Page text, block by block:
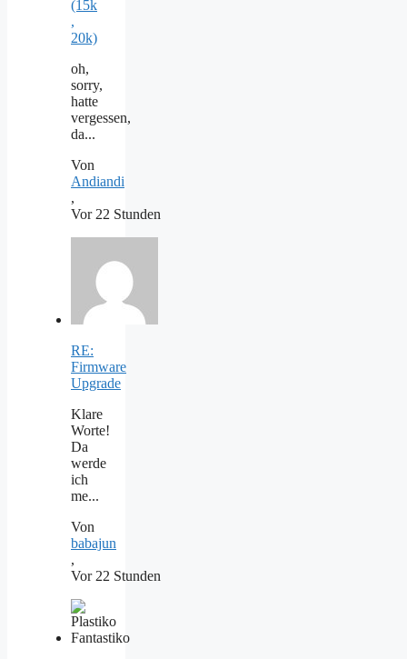
(15k
,
20k)
oh,
sorry,
hatte
vergessen,
da...
Von
Andiandi
,
Vor 22 Stunden
RE:
Firmware
Upgrade
Klare
Worte!
Da
werde
ich
me...
Von
babajun
,
Vor 22 Stunden